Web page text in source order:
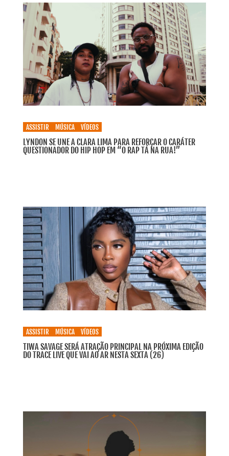
ASSISTIR MÚSICA VÍDEOS
LYNDON SE UNE A CLARA LIMA PARA REFORÇAR O CARÁTER
QUESTIONADOR DO HIP HOP EM “O RAP TÁ NA RUA!”
ASSISTIR MÚSICA VÍDEOS
TIWA SAVAGE SERÁ ATRAÇÃO PRINCIPAL NA PRÓXIMA EDIÇÃO
DO TRACE LIVE QUE VAI AO AR NESTA SEXTA (26)